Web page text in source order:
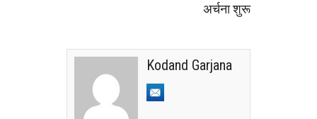
अर्चना शुरू
Kodand Garjana